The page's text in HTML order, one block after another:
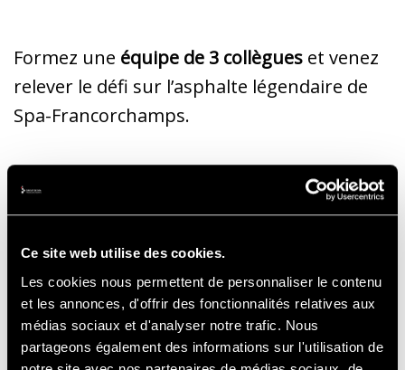
Ce site web utilise des cookies.
Les cookies nous permettent de personnaliser le contenu
et les annonces, d'offrir des fonctionnalités relatives aux
médias sociaux et d'analyser notre trafic. Nous
partageons également des informations sur l'utilisation de
Formez une équipe de 3 collègues et venez
relever le défi sur l’asphalte légendaire de
Spa-Francorchamps.
Le principe :
Le premier équipiers’élance pour
tours du circuit
À chaque tour, un nouveau coéquipier
rejoint la course